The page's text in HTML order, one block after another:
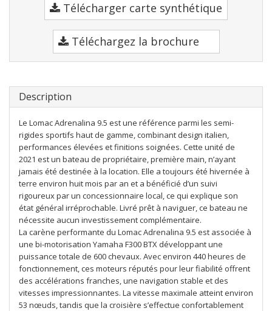
Télécharger carte synthétique
Téléchargez la brochure
Description
Le Lomac Adrenalina 9.5 est une référence parmi les semi-
rigides sportifs haut de gamme, combinant design italien,
performances élevées et finitions soignées. Cette unité de
2021 est un bateau de propriétaire, première main, n’ayant
jamais été destinée à la location. Elle a toujours été hivernée à
terre environ huit mois par an et a bénéficié d’un suivi
rigoureux par un concessionnaire local, ce qui explique son
état général irréprochable. Livré prêt à naviguer, ce bateau ne
nécessite aucun investissement complémentaire.
La carène performante du Lomac Adrenalina 9.5 est associée à
une bi-motorisation Yamaha F300 BTX développant une
puissance totale de 600 chevaux. Avec environ 440 heures de
fonctionnement, ces moteurs réputés pour leur fiabilité offrent
des accélérations franches, une navigation stable et des
vitesses impressionnantes. La vitesse maximale atteint environ
53 nœuds, tandis que la croisière s’effectue confortablement